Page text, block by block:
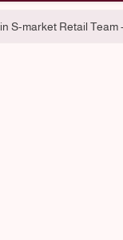
Australia -Tomke kido